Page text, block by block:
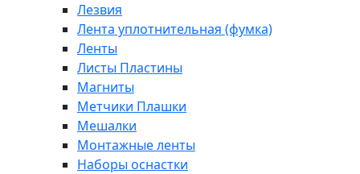
Лезвия
Лента уплотнительная (фумка)
Ленты
Листы Пластины
Магниты
Метчики Плашки
Мешалки
Монтажные ленты
Наборы оснастки